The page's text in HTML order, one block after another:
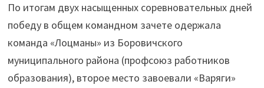
По итогам двух насыщенных соревновательных дней
победу в общем командном зачете одержала
команда «Лоцманы» из Боровичского
муниципального района (профсоюз работников
образования), второе место завоевали «Варяги»